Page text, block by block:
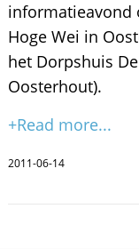
informatieavond
Hoge Wei in
het Dorpshuis
Oosterhout).
+Read more...
2011-06-14